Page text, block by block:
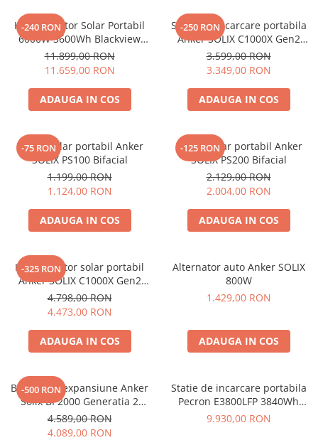
-240 RON
Kit Generator Solar Portabil
6000W 3600Wh Blackview
OSCAL PowerMax 6000 +
panou solar 400W
11.899,00 RON
11.659,00 RON
ADAUGA IN COS
-250 RON
Statie de incarcare portabila
Anker SOLIX C1000X Gen2
2000W 1024Wh
3.599,00 RON
3.349,00 RON
ADAUGA IN COS
-75 RON
Panou solar portabil Anker
SOLIX PS100 Bifacial
1.199,00 RON
1.124,00 RON
ADAUGA IN COS
-125 RON
Panou solar portabil Anker
SOLIX PS200 Bifacial
2.129,00 RON
2.004,00 RON
ADAUGA IN COS
-325 RON
Kit generator solar portabil
Anker SOLIX C1000X Gen2
2000W 1024Wh + panou 100W
4.798,00 RON
4.473,00 RON
ADAUGA IN COS
Alternator auto Anker SOLIX
800W
1.429,00 RON
ADAUGA IN COS
-500 RON
Baterie de expansiune Anker
Solix BP2000 Generatia 2
pentru Anker Solix C2000 Gen
2, 2048Wh
4.589,00 RON
4.089,00 RON
Statie de incarcare portabila
Pecron E3800LFP 3840Wh
4200W + Carucior CADOU
9.930,00 RON